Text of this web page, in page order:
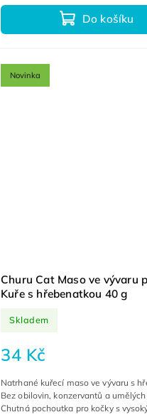
Do košíku
Novinka
Churu Cat Maso ve vývaru
Kuře s hřebenatkou 40 g
Skladem
34 Kč
Natrhané kuřecí maso ve vývaru s
Bez obilovin, konzervantů a umělých
Chutná pochoutka pro kočky s